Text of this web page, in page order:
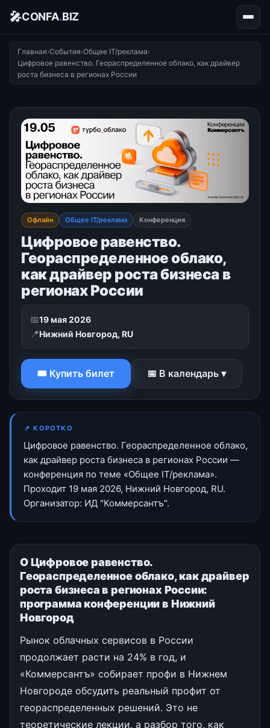
🎤CONFA.BIZ
Главная›События›Общее IT/реклама›
Цифровое равенство. Геораспределенное облако, как драйвер
роста бизнеса в регионах России
Офлайн Общее IT/реклама Конференция
Цифровое равенство.
Геораспределенное облако,
как драйвер роста бизнеса в
регионах России
📅19 мая 2026
📍Нижний Новгород, RU
🎟 Купить билет 📅 В календарь ▾
📌 КОРОТКО
Цифровое равенство. Геораспределенное облако,
как драйвер роста бизнеса в регионах России —
конференция по теме «Общее IT/реклама».
Проходит 19 мая 2026, Нижний Новгород, RU.
Организатор: ИД "Коммерсантъ".
О Цифровое равенство.
Геораспределенное облако, как драйвер
роста бизнеса в регионах России:
программа конференции в Нижний
Новгород
Рынок облачных сервисов в России
продолжает расти на 24% в год, и
«Коммерсантъ» собирает профи в Нижнем
Новгороде обсудить реальный профит от
геораспределенных решений. Это не
теоретические лекции, а разбор того, как